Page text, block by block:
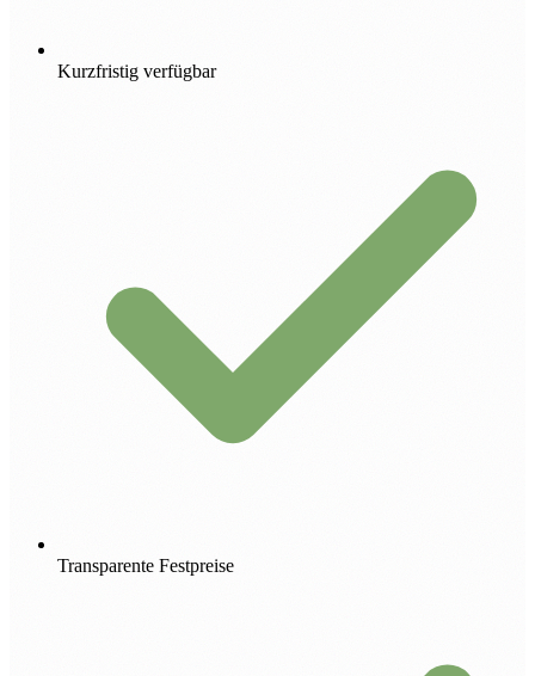
Kurzfristig verfügbar
Transparente Festpreise